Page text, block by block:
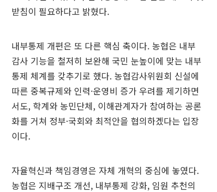
받침이 필요하다고 밝혔다.
내부통제 개편은 또 다른 핵심 축이다. 농협은 내부
감사 기능을 철저히 보완해 국민 눈높이에 맞는 내부
통제 체계를 갖추기로 했다. 농협감사위원회 신설에
따른 중복규제와 인력·운영비 증가 우려를 제기하면
서도, 학계와 농민단체, 이해관계자가 참여하는 공론
화를 거쳐 정부·국회와 최적안을 협의하겠다는 입장
이다.
자율혁신과 책임경영은 자체 개혁의 중심에 놓였다.
농협은 지배구조 개선, 내부통제 강화, 임원 추천의